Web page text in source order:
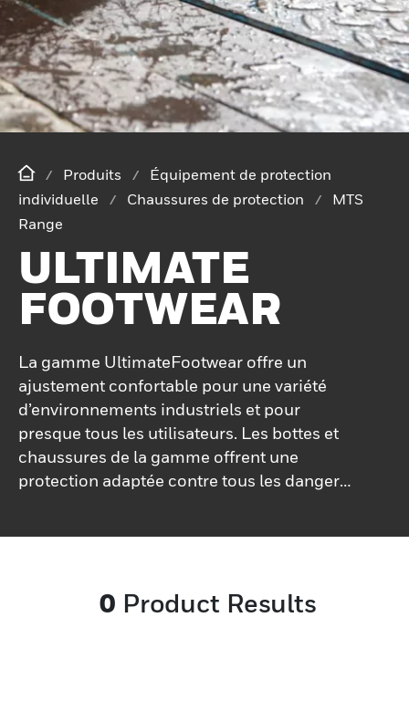
Produits
Équipement de protection
individuelle
Chaussures de protection
MTS
Range
ULTIMATE
FOOTWEAR
La gamme UltimateFootwear offre un
ajustement confortable pour une variété
d’environnements industriels et pour
presque tous les utilisateurs. Les bottes et
chaussures de la gamme offrent une
protection adaptée contre tous les dangers
0 Product Results